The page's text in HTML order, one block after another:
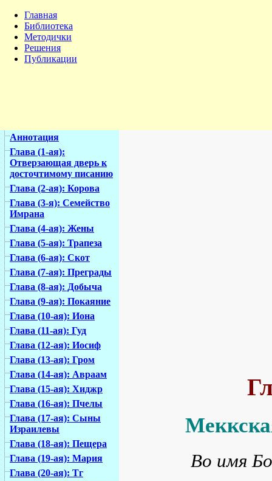
Главная
Библиотека
Методички
Решения
Публикации
Аннотация
Глава (1-ая):
Отверзающая дверь к
досточтимому писанию
Глава (2-ая): Корова
Глава (3-я): Семейство
Имрана
Глава (4-ая): Жены
Глава (5-ая): Трапеза
Глава (6-ая): Скот
Глава (7-ая): Преграды
Глава (8-ая): Добыча
Глава (9-ая): Покаяние
Глава (10-ая): Иона
Глава (11-ая): Гуд
Глава (12-ая): Иосиф
Глава (13-ая): Гром
Глава (14-ая): Авраам
Глава (15-ая): Хиджр
Глава (16-ая): Пчелы
Глава (17-ая): Сыны
Израилевы
Глава (18-ая): Пещера
Глава (19-ая): Мария
Глава (20-ая): Тг
Во имя